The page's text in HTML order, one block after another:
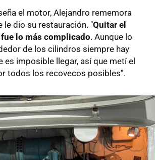
el motor, Alejandro rememora
le dio su restauración. "Quitar el
lo más complicado. Aunque lo
de los cilindros siempre hay
es imposible llegar, así que metí el
todos los recovecos posibles".